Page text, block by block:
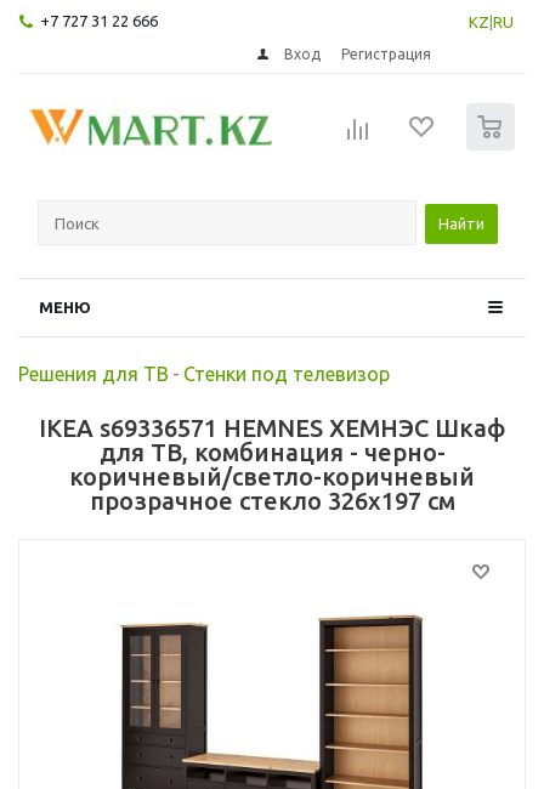
+7 727 31 22 666 KZ RU
Вход Регистрация
Найти
МЕНЮ
Решения для ТВ - Стенки под телевизор
IKEA s69336571 HEMNES ХЕМНЭС Шкаф
для ТВ, комбинация - черно-
коричневый/светло-коричневый
прозрачное стекло 326x197 см